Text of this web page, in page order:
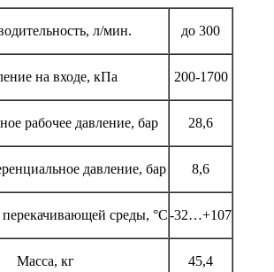
л/мин. до 300
на входе, кПа 200-1700
рабочее давление, бар 28,6
давление, бар 8,6
перекачивающей среды, °С-32…+107
Масса, кг 45,4